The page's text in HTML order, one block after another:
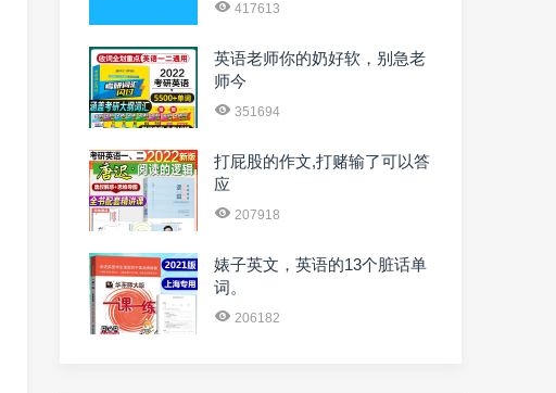
417613
英语老师你的奶好软，别急老
师今
351694
打屁股的作文,打赌输了可以答
应
207918
婊子英文，英语的13个脏话单
词。
206182